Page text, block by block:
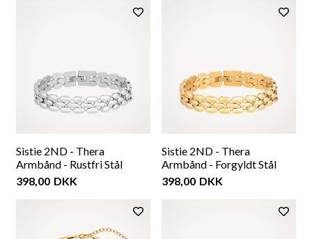
Sistie 2ND - Thera
Armbånd - Rustfri Stål
398,00 DKK
Sistie 2ND - Thera
Armbånd - Forgyldt Stål
398,00 DKK